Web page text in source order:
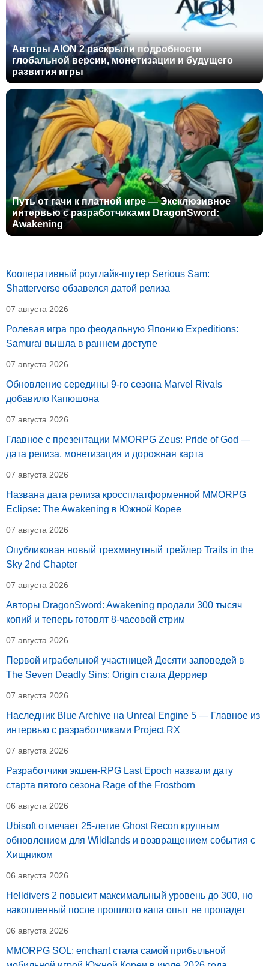
Авторы AION 2 раскрыли подробности
глобальной версии, монетизации и будущего
развития игры
Путь от гачи к платной игре — Эксклюзивное
интервью с разработчиками DragonSword:
Awakening
Кооперативный роуглайк-шутер Serious Sam:
Shatterverse обзавелся датой релиза
07 августа 2026
Ролевая игра про феодальную Японию Expeditions:
Samurai вышла в раннем доступе
07 августа 2026
Обновление середины 9-го сезона Marvel Rivals
добавило Капюшона
07 августа 2026
Главное с презентации MMORPG Zeus: Pride of God —
дата релиза, монетизация и дорожная карта
07 августа 2026
Названа дата релиза кроссплатформенной MMORPG
Eclipse: The Awakening в Южной Корее
07 августа 2026
Опубликован новый трехминутный трейлер Trails in the
Sky 2nd Chapter
07 августа 2026
Авторы DragonSword: Awakening продали 300 тысяч
копий и теперь готовят 8-часовой стрим
07 августа 2026
Первой играбельной участницей Десяти заповедей в
The Seven Deadly Sins: Origin стала Дерриер
07 августа 2026
Наследник Blue Archive на Unreal Engine 5 — Главное из
интервью с разработчиками Project RX
07 августа 2026
Разработчики экшен-RPG Last Epoch назвали дату
старта пятого сезона Rage of the Frostborn
06 августа 2026
Ubisoft отмечает 25-летие Ghost Recon крупным
обновлением для Wildlands и возвращением события с
Хищником
06 августа 2026
Helldivers 2 повысит максимальный уровень до 300, но
накопленный после прошлого капа опыт не пропадет
06 августа 2026
MMORPG SOL: enchant стала самой прибыльной